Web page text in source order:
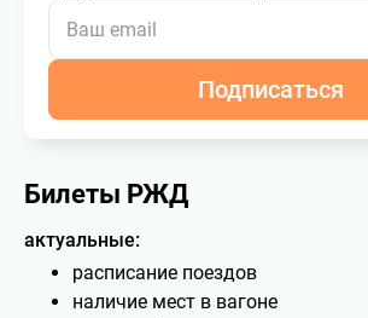
Подписаться
Билеты РЖД
актуальные:
расписание поездов
наличие мест в вагоне